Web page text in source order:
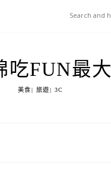
吃FUN最大
美食| 旅遊| 3C